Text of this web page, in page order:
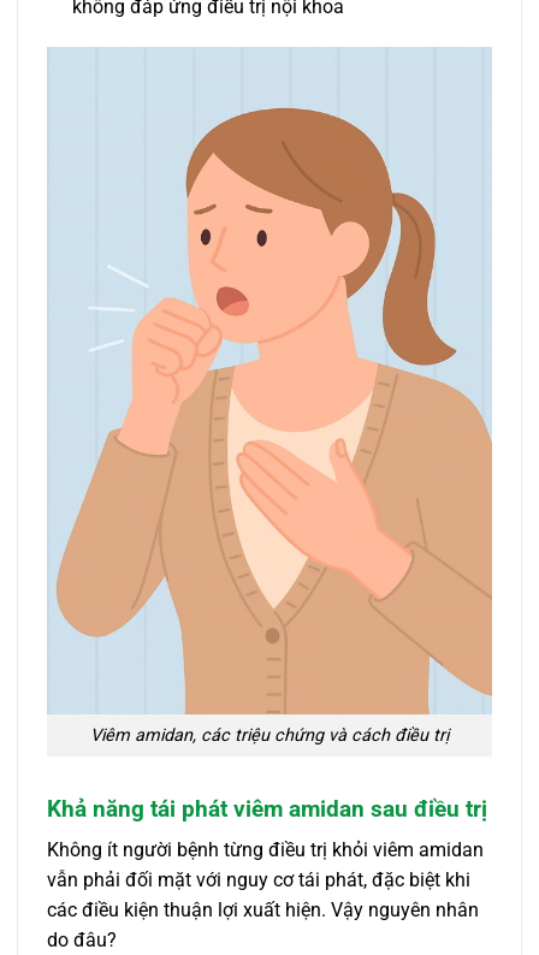
không đáp ứng điều trị nội khoa
Viêm amidan, các triệu chứng và cách điều trị
Khả năng tái phát viêm amidan sau điều trị
Không ít người bệnh từng điều trị khỏi viêm amidan
vẫn phải đối mặt với nguy cơ tái phát, đặc biệt khi
các điều kiện thuận lợi xuất hiện. Vậy nguyên nhân
do đâu?